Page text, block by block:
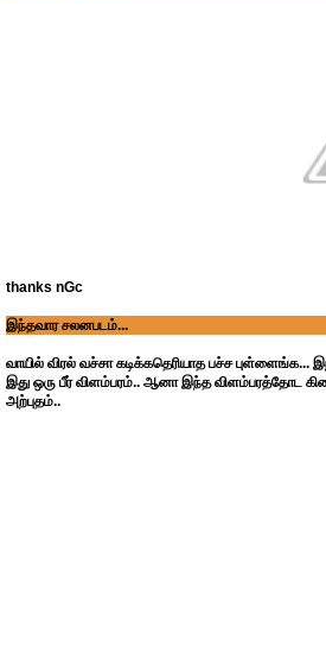
thanks nGc
இந்தவார சலனபடம்...
வாயில் விரல் வச்சா கடிக்கதெரியாத பச்ச புள்ளைங்க...
இது ஒரு பீர் விளம்பரம்.. ஆனா இந்த விளம்பரத்தோட
அற்புதம்..